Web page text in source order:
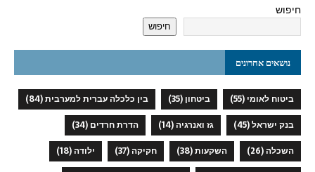
חיפוש
חיפוש
נושאים אחרונים
ביטוח לאומי (55) ביטחון (35) בין כלכלה עברית למערבית(84)
בנק ישראל(45) גז ואנרגיה(14) הדרת חרדים (34)
השכלה(26) השקעות(38) חקיקה(37) ילודה(18)